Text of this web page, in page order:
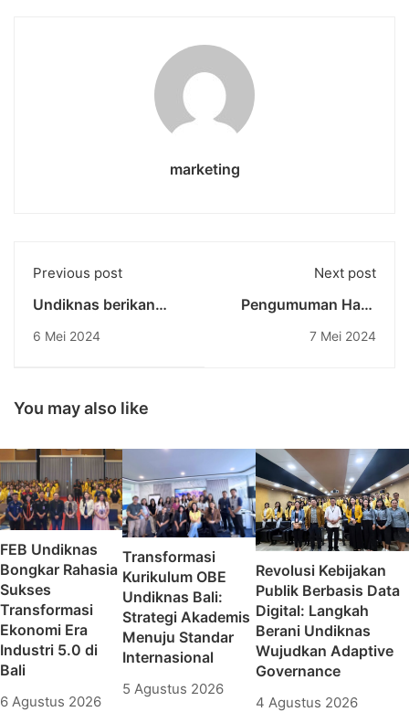
marketing
Previous post
Undiknas berikan
dosen berprestasi
ilmiah
6 Mei 2024
Next post
Pengumuman Hasil
Mahasiswa Baru
7 Mei 2024
You may also like
FEB Undiknas
Bongkar Rahasia
Sukses
Transformasi
Ekonomi Era
Industri 5.0 di
Bali
6 Agustus 2026
Transformasi
Kurikulum OBE
Undiknas Bali:
Strategi Akademis
Menuju Standar
Internasional
5 Agustus 2026
Revolusi Kebijakan
Publik Berbasis Data
Digital: Langkah
Berani Undiknas
Wujudkan Adaptive
Governance
4 Agustus 2026